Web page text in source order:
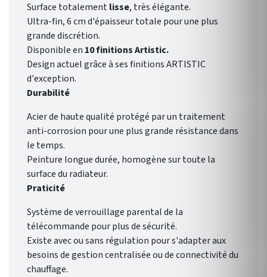
Surface totalementlisse, très élégante.
Ultra-fin, 6 cm d'épaisseur totale pour une plus
grande discrétion.
Disponible en 10 finitions Artistic.
Design actuel grâce à ses finitions ARTISTIC
d'exception.
Durabilité
Acier de haute qualité protégé par un traitement
anti-corrosion pour une plus grande résistance dans
le temps.
Peinture longue durée, homogène sur toute la
surface du radiateur.
Praticité
Système de verrouillage parental de la
télécommande pour plus de sécurité.
Existe avec ou sans régulation pour s'adapter aux
besoins de gestion centralisée ou de connectivité du
chauffage.